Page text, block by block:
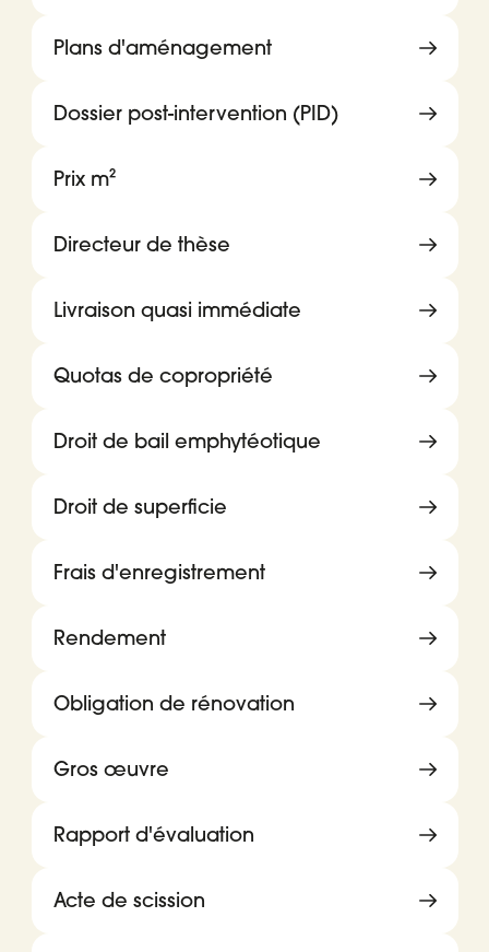
Plans d'aménagement
Dossier post-intervention (PID)
Prix m²
Directeur de thèse
Livraison quasi immédiate
Quotas de copropriété
Droit de bail emphytéotique
Droit de superficie
Frais d'enregistrement
Rendement
Obligation de rénovation
Gros œuvre
Rapport d'évaluation
Acte de scission